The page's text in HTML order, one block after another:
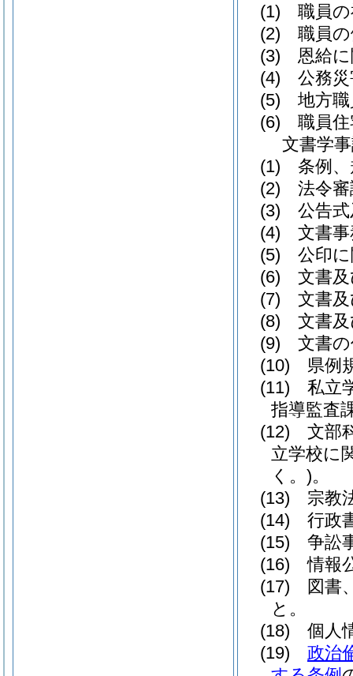
(1) 職員の
(2) 職員の
(3) 恩給に
(4) 公務災
(5) 地方職
(6) 職員住
文書学
(1) 条例、
(2) 法令審
(3) 公告式
(4) 文書事
(5) 公印に
(6) 文書及
(7) 文書及
(8) 文書及
(9) 文書の
(10) 県例
(11) 私立
指導監査
(12) 文部
立学校に
く。)。
(13) 宗教
(14) 行政
(15) 争訟
(16) 情報
(17) 図書
と。
(18) 個人
(19)
政治